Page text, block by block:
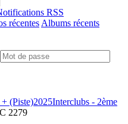
RSS
récentes Albums récents
+ (Piste)2025Interclubs - 2ème
2279